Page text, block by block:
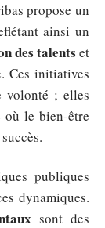
propose un
ainsi un
des talents et
Ces initiatives
volonté ; elles
où le bien-être
publiques
dynamiques.
sont des